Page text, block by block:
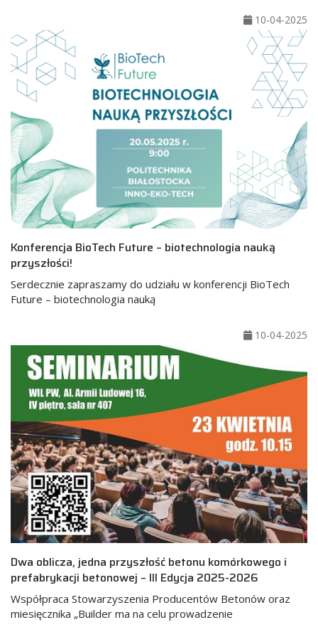
10-04-2025
Konferencja BioTech Future – biotechnologia nauką
przyszłości!
Serdecznie zapraszamy do udziału w konferencji BioTech
Future – biotechnologia nauką
10-04-2025
Dwa oblicza, jedna przyszłość betonu komórkowego i
prefabrykacji betonowej – III Edycja 2025-2026
Współpraca Stowarzyszenia Producentów Betonów oraz
miesięcznika „Builder ma na celu prowadzenie